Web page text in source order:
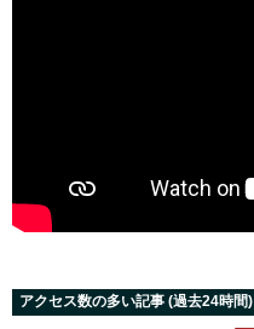
アクセス数の多い記事 (過去24時間)